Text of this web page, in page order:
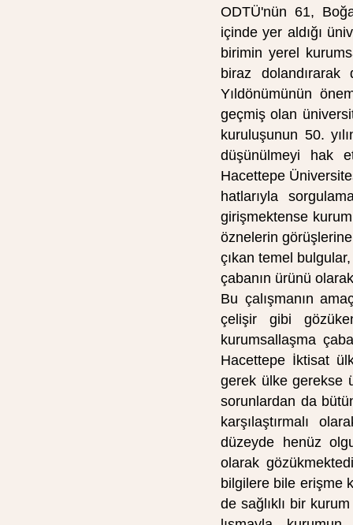
ODTÜ'nün 61,
içinde yer aldığı
birimin ye­rel
biraz
Yıldönümünün
geçmiş olan
kuruluşunun 50.
düşünülmeyi hak
Hacettepe
hatlarıyla
girişmektense
özne­lerin
çıkan temel
çabanın ürünü
Bu çalışmanın
çelişir gibi
kurumsallaşma
Hacettepe İktisat
gerek ülke gerekse
sorunlardan da
karşılaştırmalı
düzeyde henüz
olarak
bilgilere bile erişme
de sağlıklı bir